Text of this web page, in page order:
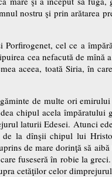
nostru şi prin arătarea
cel ce a
cea nefacută de mînă
aceea, toată Siria, în
de multe ori
chipul acela împăratului
laturii Edesei. Atunci
de la dînşii chipul lui
de mare dorinţă să
fuseseră în robie la
cetăţilor celor